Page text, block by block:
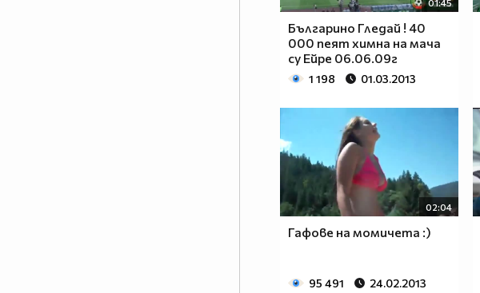
01:45
Българино Гледай ! 40
000 пеят химна на мача
су Ейре 06.06.09г
1 198 01.03.2013
02:04
Гафове на момичета :)
95 491 24.02.2013